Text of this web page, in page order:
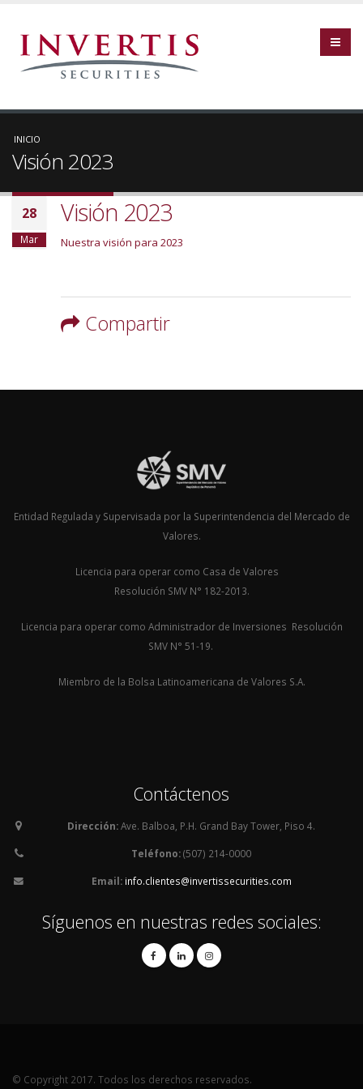
INICIO
Visión 2023
28
Mar
Visión 2023
Nuestra visión para 2023
Compartir
Entidad Regulada y Supervisada por la Superintendencia del Mercado de
Valores.
Licencia para operar como Casa de Valores
Resolución SMV N° 182-2013.
Licencia para operar como Administrador de Inversiones Resolución
SMV N° 51-19.
Miembro de la Bolsa Latinoamericana de Valores S.A.
Contáctenos
Dirección:Ave. Balboa, P.H. Grand Bay Tower, Piso 4.
Teléfono:(507) 214-0000
Email: info.clientes@invertissecurities.com
Síguenos en nuestras redes sociales:
© Copyright 2017. Todos los derechos reservados.